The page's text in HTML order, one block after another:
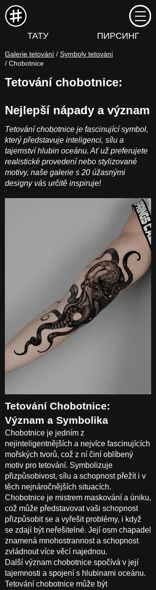
ТАТУ ПИРСИНГ
Galerie tetování / Symboly tetování
/ Chobotnice
Tetování chobotnice:
Nejlepší nápady a význam
Tetování chobotnice je fascinující symbol,
který představuje inteligenci, sílu a
tajemství hlubin oceánu. Ať už preferujete
realistické provedení nebo stylizované
motivy, naše galerie s 20 úžasnými
designy vás určitě inspiruje!
Tetování Chobotnice:
Význam a Symbolika
Chobotnice je jedním z
nejinteligentnějších a nejvíce fascinujících
mořských tvorů, což z ní činí oblíbený
motiv pro tetování. Symbolizuje
přizpůsobivost, sílu a schopnost přežít i v
těch nejnáročnějších situacích.
Chobotnice je mistrem maskování a úniku,
což může představovat vaši schopnost
přizpůsobit se a vyřešit problémy, i když
se zdají být neřešitelné. Její osm chapadel
znamená mnohostrannost a schopnost
zvládnout více věcí najednou.
Další význam chobotnice spočívá v její
tajemnosti a spojení s hlubinami oceánu.
Tetování chobotnice může být